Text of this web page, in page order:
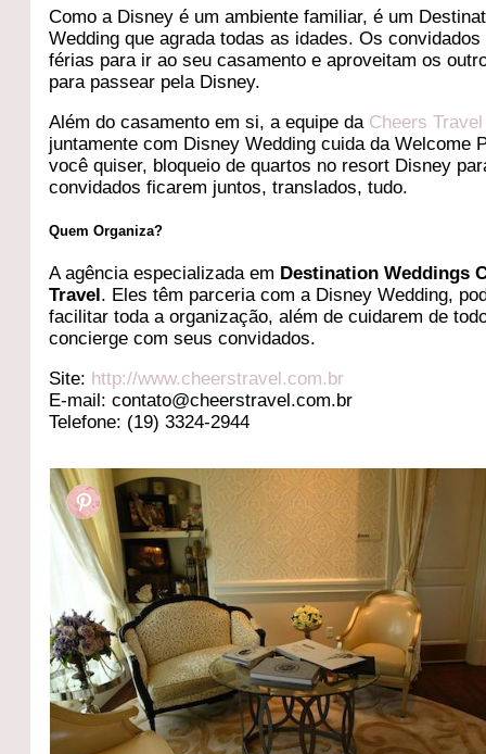
Como a Disney é um ambiente familiar, é um
Wedding que agrada todas as idades. Os
férias para ir ao seu casamento e aproveitam os
para passear pela Disney.
Além do casamento em si, a equipe da Cheers Travel
juntamente com Disney Wedding cuida da Welcome
você quiser, bloqueio de quartos no resort Disney
convidados ficarem juntos, translados, tudo.
Quem Organiza?
A agência especializada em Destination Weddings
Travel . Eles têm parceria com a Disney Wedding,
facilitar toda a organização, além de cuidarem de
concierge com seus convidados.
Site: http://www.cheerstravel.com.br
E-mail: contato@cheerstravel.com.br
Telefone: (19) 3324-2944